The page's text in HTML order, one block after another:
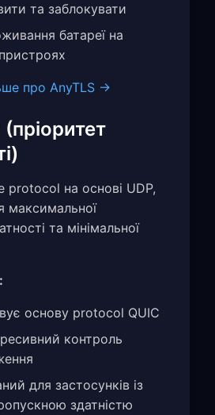
та заблокувати
батареї на
про AnyTLS →
на основі UDP,
максимальної
та мінімальної
основу protocol QUIC
контроль
для застосунків із
здатністю